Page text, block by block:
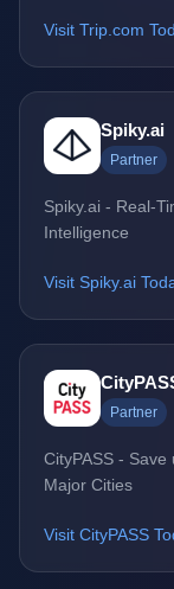
Visit Trip.com
Spiky.ai
Partner
Spiky.ai - Real-
Intelligence
Visit Spiky.ai
Partner
CityPASS - Save
Major Cities
Visit CityPASS